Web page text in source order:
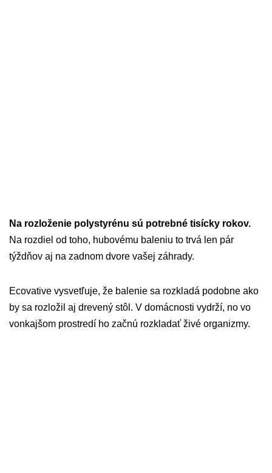
Na rozloženie polystyrénu sú potrebné tisícky rokov.
Na rozdiel od toho, hubovému baleniu to trvá len pár
týždňov aj na zadnom dvore vašej záhrady.
Ecovative vysvetľuje, že balenie sa rozkladá podobne ako
by sa rozložil aj drevený stôl. V domácnosti vydrží, no vo
vonkajšom prostredí ho začnú rozkladať živé organizmy.